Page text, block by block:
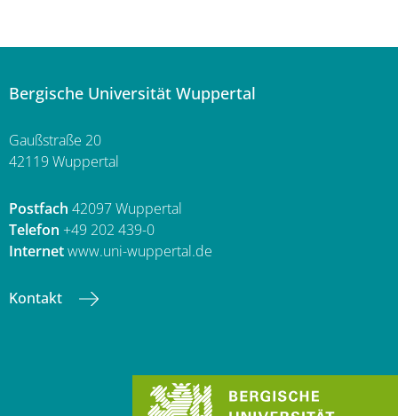
Bergische Universität Wuppertal
Gaußstraße 20
42119 Wuppertal
Postfach 42097 Wuppertal
Telefon +49 202 439-0
Internetwww.uni-wuppertal.de
Kontakt